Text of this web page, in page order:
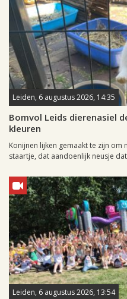
Leiden, 6 augustus 2026, 14:35
Bomvol Leids dierenasiel
kleuren
Konijnen lijken gemaakt te zijn om
staartje, dat aandoenlijk neusje
Leiden, 6 augustus 2026, 13:54